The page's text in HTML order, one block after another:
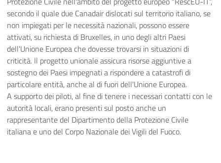
secondo il quale due Canadair dislocati sul territorio italiano, se
non impiegati per le necessità nazionali, possono essere
attivati, su richiesta di Bruxelles, in uno degli altri Paesi
dell'Unione Europea che dovesse trovarsi in situazioni di
criticità. Il progetto unionale assicura risorse aggiuntive a
sostegno dei Paesi impegnati a rispondere a catastrofi di
particolare entità, anche al di fuori dell'Unione Europea.
A supporto dei piloti, al fine di tenere i necessari contatti con le
autorità locali, erano presenti sul posto anche un
rappresentante del Dipartimento della Protezione Civile
italiana e uno del Corpo Nazionale dei Vigili del Fuoco.